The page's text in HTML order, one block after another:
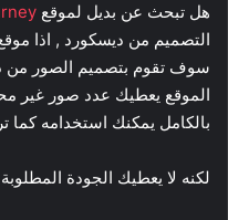
هل تبحث عن بديل لموقع
التصميم من ديسكورد , اذا
سوف تقوم بتصميم الصور من
الموقع يعطيك عدد صور غير
بالكامل يمكنك استخدامه كما
لكنه لا يعطيك الجودة